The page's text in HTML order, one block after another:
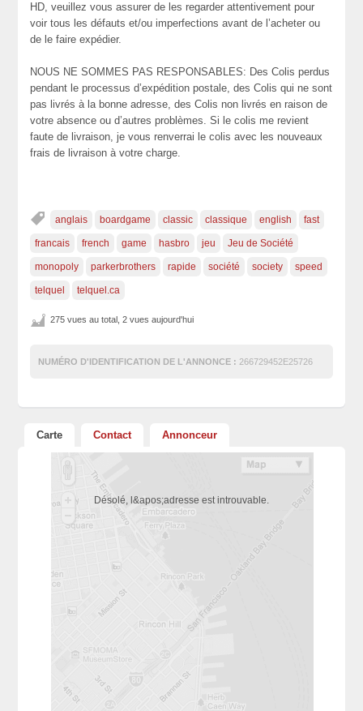
HD, veuillez vous assurer de les regarder attentivement pour
voir tous les défauts et/ou imperfections avant de l’acheter ou
de le faire expédier.
NOUS NE SOMMES PAS RESPONSABLES: Des Colis perdus
pendant le processus d’expédition postale, des Colis qui ne sont
pas livrés à la bonne adresse, des Colis non livrés en raison de
votre absence ou d’autres problèmes. Si le colis me revient
faute de livraison, je vous renverrai le colis avec les nouveaux
frais de livraison à votre charge.
anglais boardgame classic classique english fast
francais french game hasbro jeu Jeu de Société
monopoly parkerbrothers rapide société society speed
telquel telquel.ca
275 vues au total, 2 vues aujourd'hui
NUMÉRO D'IDENTIFICATION DE L'ANNONCE : 266729452E25726
Carte Contact Annonceur
Désolé, l&apos;adresse est introuvable.